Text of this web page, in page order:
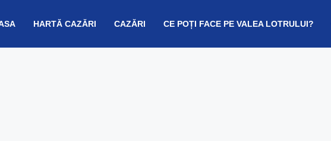
HARTĂ CAZĂRI CAZĂRI CE POȚI FACE PE VALEA LOTRULUI?